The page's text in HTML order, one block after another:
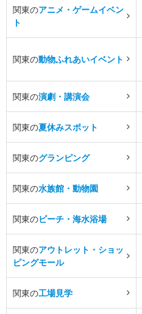
関東のアニメ・ゲームイベン
ト
関東の動物ふれあいイベント
関東の演劇・講演会
関東の夏休みスポット
関東のグランピング
関東の水族館・動物園
関東のビーチ・海水浴場
関東のアウトレット・ショッ
ピングモール
関東の工場見学